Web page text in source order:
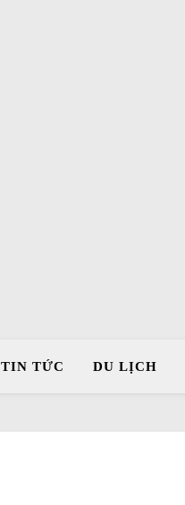
TIN TỨC DU LỊCH